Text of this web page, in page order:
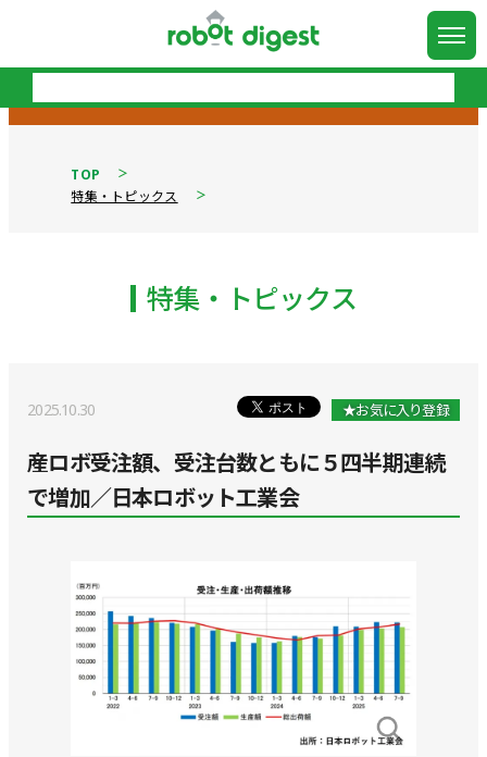
TOP
特集・トピックス
特集・トピックス
2025.10.30 ★お気に入り登録
産ロボ受注額、受注台数ともに５四半期連続
で増加／日本ロボット工業会